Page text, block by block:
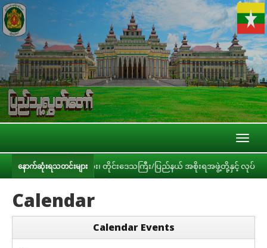
နောက်ဆုံးရသတင်းများ
း၊ ဝန်ကြီးဌာနများ၊ တိုင်းဒေသကြီး/ပြည်နယ် အစိုးရအဖွဲ့တို့နှင့် လုပ်ငန်းညှိနှို
Calendar
Calendar Events